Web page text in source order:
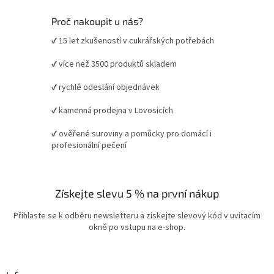
Proč nakoupit u nás?
✔ 15 let zkušeností v cukrářských potřebách
✔ více než 3500 produktů skladem
✔ rychlé odeslání objednávek
✔ kamenná prodejna v Lovosicích
✔ ověřené suroviny a pomůcky pro domácí i
profesionální pečení
Získejte slevu 5 % na první nákup
Přihlaste se k odběru newsletteru a získejte slevový kód v uvítacím
okně po vstupu na e-shop.